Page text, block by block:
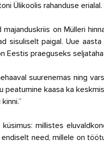
Ülikoolis rahanduse erialal.
on Mülleri
sisuliselt paigal. Uue
Eestis praeguseks seljataha
suurenemas ning
kaasa ka
millistes
need, millele on